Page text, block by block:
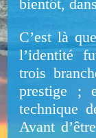
bientôt,
C’est là
l’identité
trois
prestige ;
technique
Avant